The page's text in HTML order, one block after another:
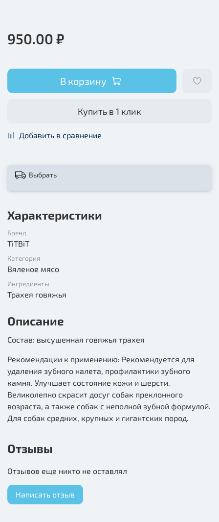
950.00 ₽
В корзину
Купить в 1 клик
Добавить в сравнение
Выбрать
Характеристики
Бренд
TiTBiT
Категория
Вяленое мясо
Ингредиенты
Трахея говяжья
Описание
Состав: высушенная говяжья трахея
Рекомендации к применению: Рекомендуется для
удаления зубного налета, профилактики зубного
камня. Улучшает состояние кожи и шерсти.
Великолепно скрасит досуг собак преклонного
возраста, а также собак с неполной зубной формулой.
Для собак средних, крупных и гигантских пород.
Отзывы
Отзывов еще никто не оставлял
Написать отзыв